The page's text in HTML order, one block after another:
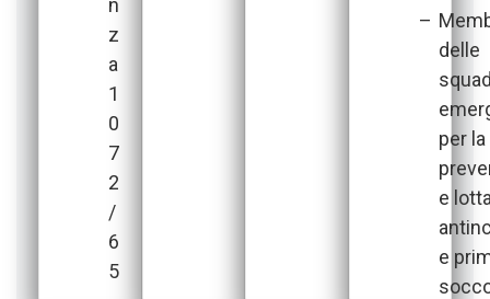
n
z
a
1
0
7
2
/
6
5
–
delle
per la
e
e